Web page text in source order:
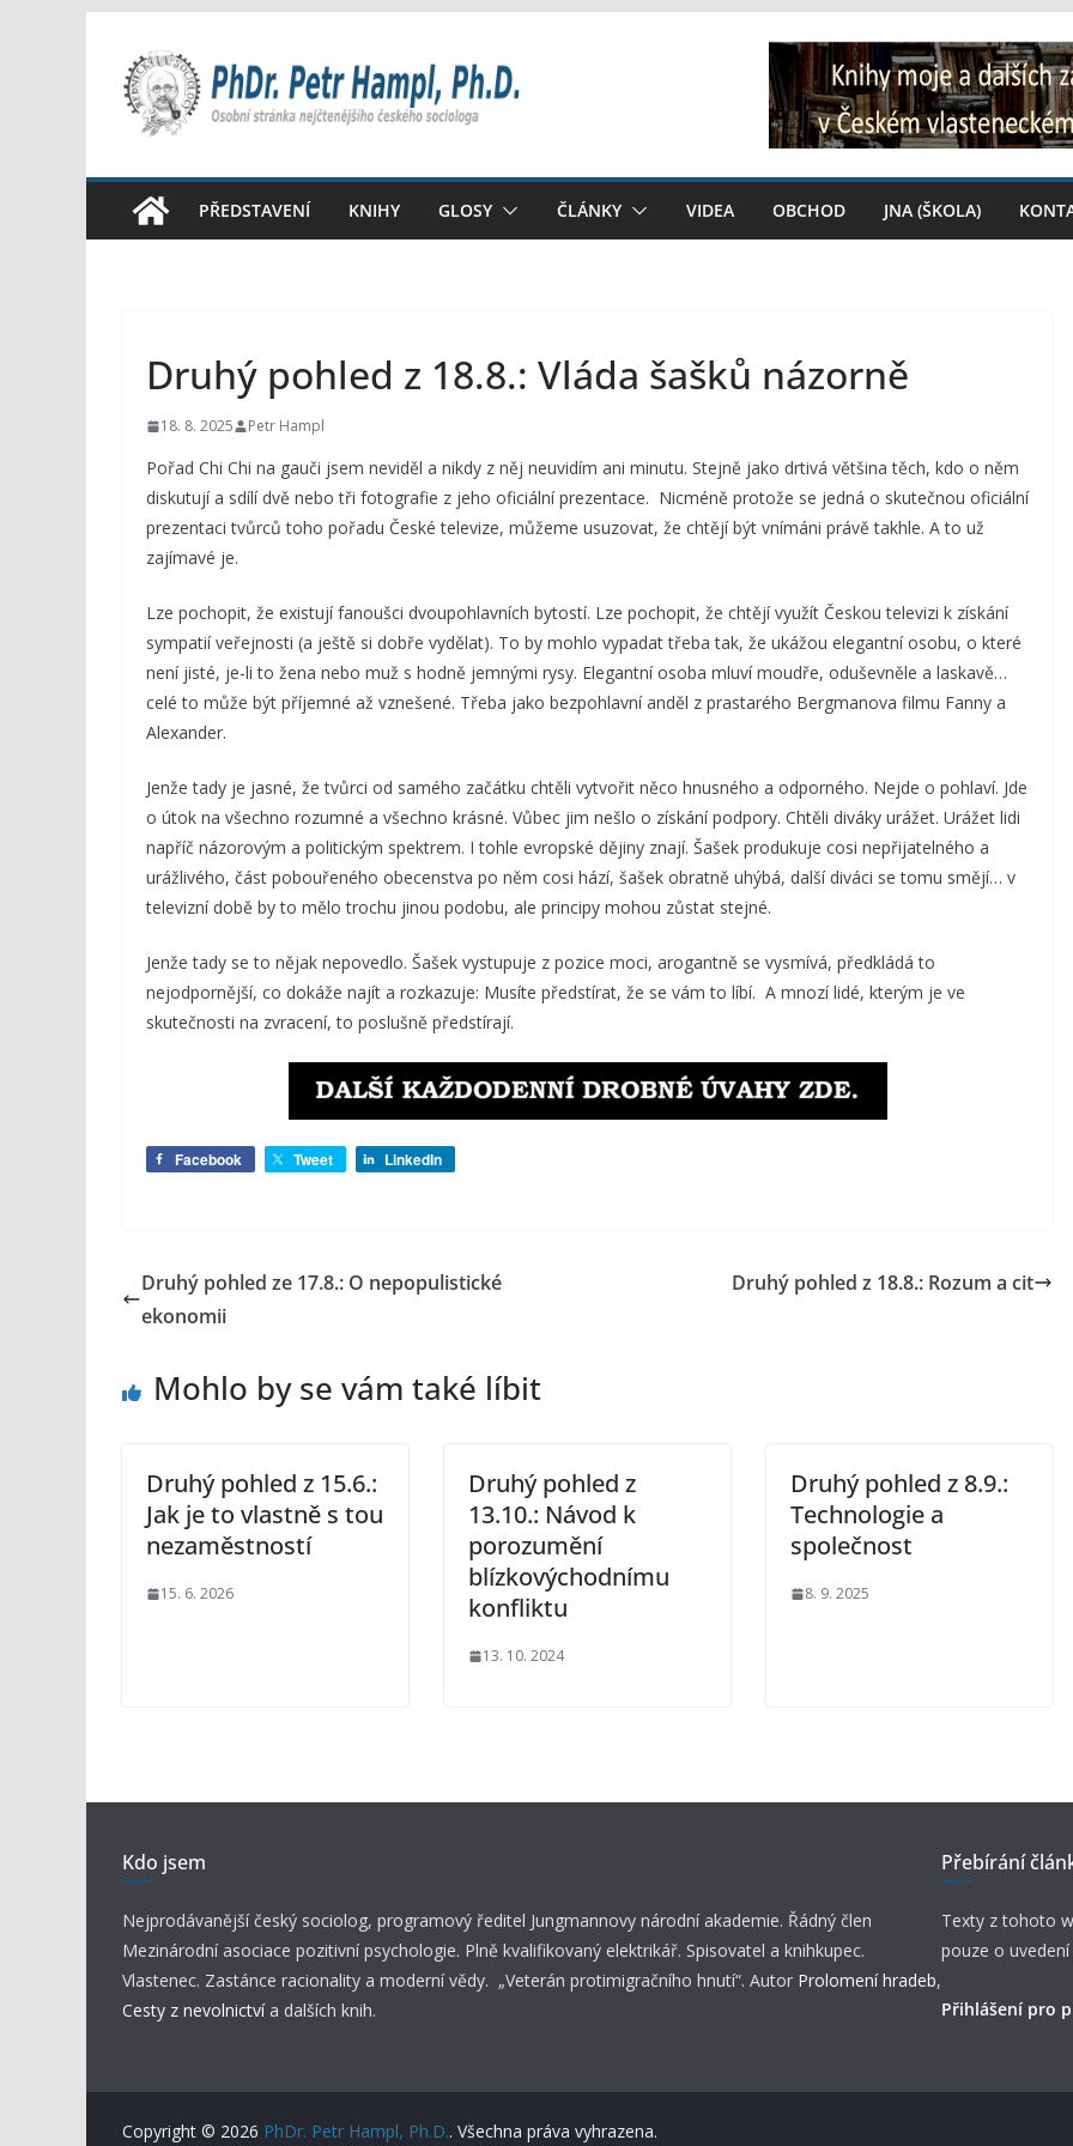
obsah
PŘEDSTAVENÍ KNIHY GLOSY ČLÁNKY VIDEA OBCHOD JNA (ŠKOLA)
Druhý pohled z 18.8.: Vláda šašků názorně
18. 8. 2025 Petr Hampl
Pořad Chi Chi na gauči jsem neviděl a nikdy z něj neuvidím ani minutu. Stejně jako drtivá většina těch, kdo o něm
diskutují a sdílí dvě nebo tři fotografie z jeho oficiální prezentace. Nicméně protože se jedná o skutečnou oficiální
prezentaci tvůrců toho pořadu České televize, můžeme usuzovat, že chtějí být vnímáni právě takhle. A to už
zajímavé je.
Lze pochopit, že existují fanoušci dvoupohlavních bytostí. Lze pochopit, že chtějí využít Českou televizi k získání
sympatií veřejnosti (a ještě si dobře vydělat). To by mohlo vypadat třeba tak, že ukážou elegantní osobu, o které
není jisté, je-li to žena nebo muž s hodně jemnými rysy. Elegantní osoba mluví moudře, oduševněle a laskavě…
celé to může být příjemné až vznešené. Třeba jako bezpohlavní anděl z prastarého Bergmanova filmu Fanny a
Alexander.
Jenže tady je jasné, že tvůrci od samého začátku chtěli vytvořit něco hnusného a odporného. Nejde o pohlaví. Jde
o útok na všechno rozumné a všechno krásné. Vůbec jim nešlo o získání podpory. Chtěli diváky urážet. Urážet lidi
napříč názorovým a politickým spektrem. I tohle evropské dějiny znají. Šašek produkuje cosi nepřijatelného a
urážlivého, část pobouřeného obecenstva po něm cosi hází, šašek obratně uhýbá, další diváci se tomu smějí… v
televizní době by to mělo trochu jinou podobu, ale principy mohou zůstat stejné.
Jenže tady se to nějak nepovedlo. Šašek vystupuje z pozice moci, arogantně se vysmívá, předkládá to
nejodpornější, co dokáže najít a rozkazuje: Musíte předstírat, že se vám to líbí. A mnozí lidé, kterým je ve
skutečnosti na zvracení, to poslušně předstírají.
Facebook Tweet LinkedIn
Druhý pohled ze 17.8.: O nepopulistické
ekonomii
Druhý pohled z 18.8.: Rozum a cit
Mohlo by se vám také líbit
Druhý pohled z 15.6.:
Jak je to vlastně s tou
nezaměstností
15. 6. 2026
Druhý pohled z
13.10.: Návod k
porozumění
blízkovýchodnímu
konfliktu
13. 10. 2024
Druhý pohled z 8.9.:
Technologie a
společnost
8. 9. 2025
Kdo jsem
Nejprodávanější český sociolog, programový ředitel Jungmannovy národní akademie. Řádný člen
Mezinárodní asociace pozitivní psychologie. Plně kvalifikovaný elektrikář. Spisovatel a knihkupec.
Vlastenec. Zastánce racionality a moderní vědy. „Veterán protimigračního hnutí“. Autor Prolomení hradeb,
Cesty z nevolnictví a dalších knih.
Přebírání
Texty z tohoto
pouze o
Přihlášení pro
Copyright © 2026 PhDr. Petr Hampl, Ph.D.. Všechna práva vyhrazena.